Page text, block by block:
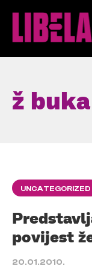
ž buka
UNCATEGORIZED
povijest
20.01.2010.